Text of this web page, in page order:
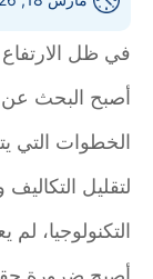
في ظل الارتفاع
أصبح البحث عن
الخطوات التي
لتقليل التكاليف
التكنولوجيا، لم